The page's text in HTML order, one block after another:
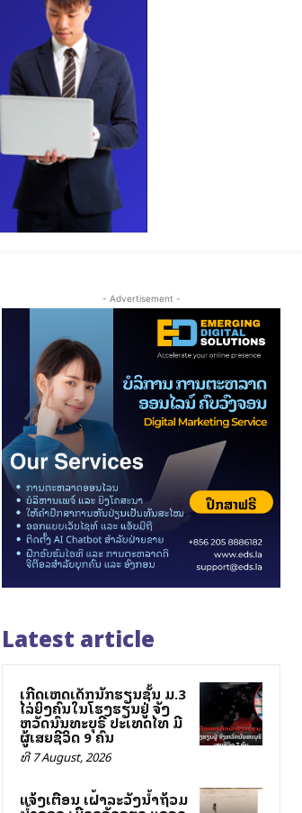
- Advertisement -
Latest article
ເກີດເຫດເດັກນັກຮຽນຊັ້ນ ມ.3
ໄລ່ຍິງຄົນໃນໂຮງຮຽນຢູ່ ຈັງ
ຫວັດນົນທະບຸຣີ ປະເທດໄທ ມີ
ຜູ້ເສຍຊີວິດ 9 ຄົນ
ທີ 7 August, 2026
ແຈ້ງເຕືອນ ເຝົ້າລະວັງນ້ຳຖ້ວມ